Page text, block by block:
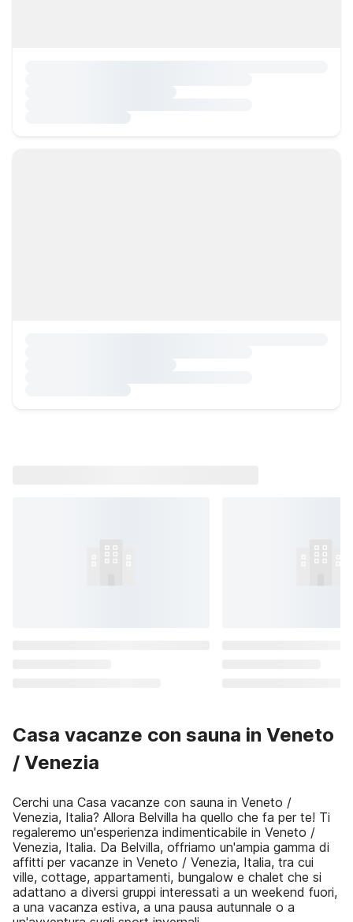
Casa vacanze con sauna in Veneto
/ Venezia
Cerchi una Casa vacanze con sauna in Veneto /
Venezia, Italia? Allora Belvilla ha quello che fa per te! Ti
regaleremo un'esperienza indimenticabile in Veneto /
Venezia, Italia. Da Belvilla, offriamo un'ampia gamma di
affitti per vacanze in Veneto / Venezia, Italia, tra cui
ville, cottage, appartamenti, bungalow e chalet che si
adattano a diversi gruppi interessati a un weekend fuori,
a una vacanza estiva, a una pausa autunnale o a